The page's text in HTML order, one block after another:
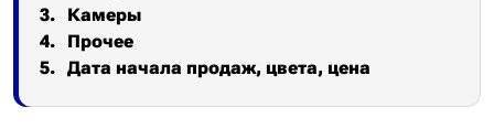
Камеры
Прочее
Дата начала продаж, цвета, цена